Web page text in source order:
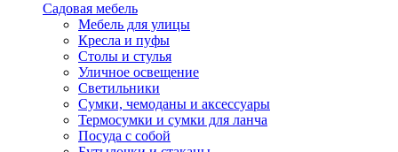
Садовая мебель
Мебель для улицы
Кресла и пуфы
Столы и стулья
Уличное освещение
Светильники
Сумки, чемоданы и аксессуары
Термосумки и сумки для ланча
Посуда с собой